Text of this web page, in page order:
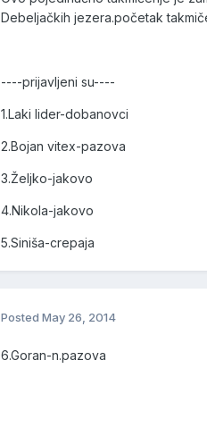
Debeljačkih jezera.početak
----prijavljeni su----
1.Laki lider-dobanovci
2.Bojan vitex-pazova
3.Željko-jakovo
4.Nikola-jakovo
5.Siniša-crepaja
Posted May 26, 2014
6.Goran-n.pazova